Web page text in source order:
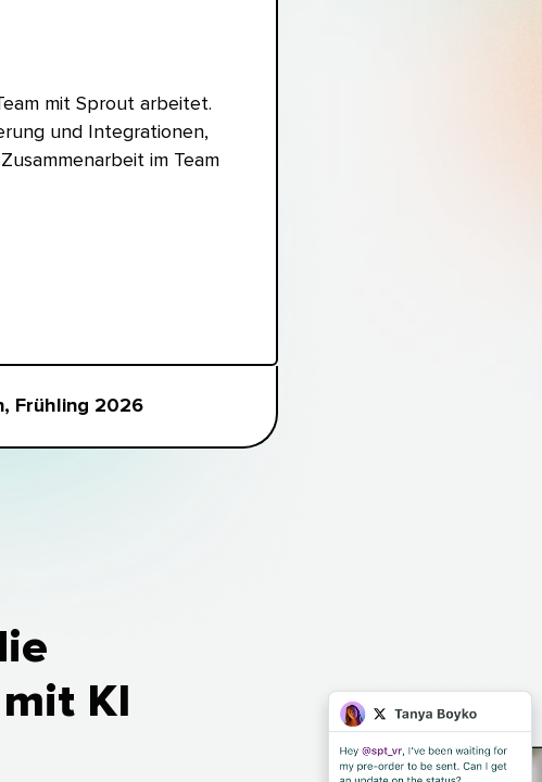
mit Sprout arbeitet.
und Integrationen,
im Team
Frühling 2026​​
KI